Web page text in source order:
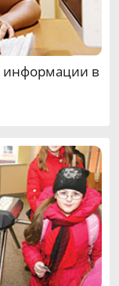
информации в